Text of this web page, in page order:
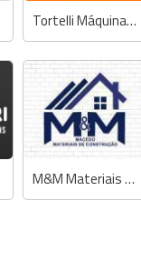
Tortelli Máquinas e Ferramentas - Concessionária STIHL
M&M Materiais de Construção